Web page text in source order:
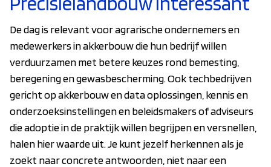
De dag is relevant voor agrarische ondernemers en
medewerkers in akkerbouw die hun bedrijf willen
verduurzamen met betere keuzes rond bemesting,
beregening en gewasbescherming. Ook techbedrijven
gericht op akkerbouw en data oplossingen, kennis en
onderzoeksinstellingen en beleidsmakers of adviseurs
die adoptie in de praktijk willen begrijpen en versnellen,
halen hier waarde uit. Je kunt jezelf herkennen als je
zoekt naar concrete antwoorden, niet naar een